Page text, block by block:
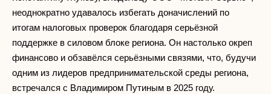
неоднократно удавалось избегать доначислений по
итогам налоговых проверок благодаря серьёзной
поддержке в силовом блоке региона. Он настолько окреп
финансово и обзавёлся серьёзными связями, что, будучи
одним из лидеров предпринимательской среды региона,
встречался с Владимиром Путиным в 2025 году.